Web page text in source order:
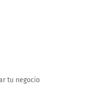
tu negocio